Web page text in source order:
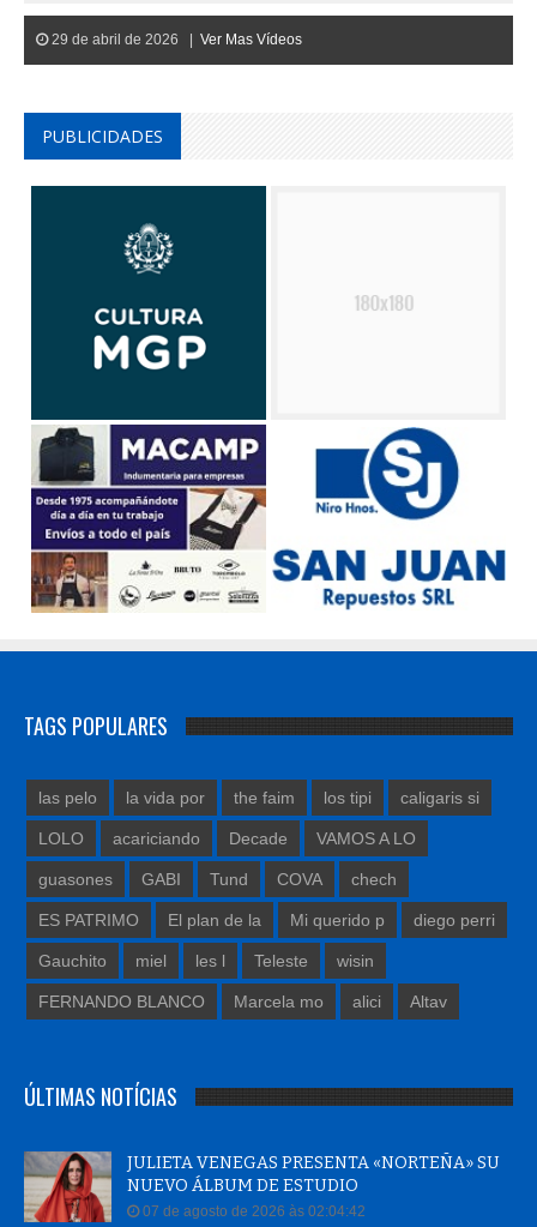
29 de abril de 2026 | Ver Mas Vídeos
PUBLICIDADES
TAGS POPULARES
las pelo la vida por the faim los tipi caligaris si
LOLO acariciando Decade VAMOS A LO
guasones GABI Tund COVA chech
ES PATRIMO El plan de la Mi querido p diego perri
Gauchito miel les l Teleste wisin
FERNANDO BLANCO Marcela mo alici Altav
ÚLTIMAS NOTÍCIAS
JULIETA VENEGAS PRESENTA «NORTEÑA» SU
NUEVO ÁLBUM DE ESTUDIO
07 de agosto de 2026 às 02:04:42